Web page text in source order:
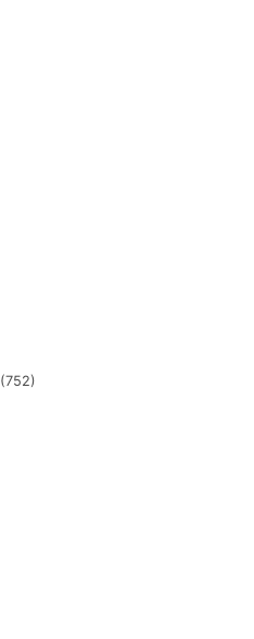
(752)